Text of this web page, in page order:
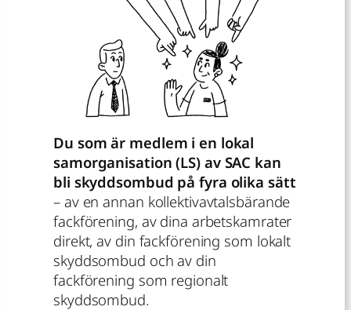
Du som är medlem i en lokal
samorganisation (LS) av SAC kan
bli skyddsombud på fyra olika sätt
– av en annan kollektivavtalsbärande
fackförening, av dina arbetskamrater
direkt, av din fackförening som lokalt
skyddsombud och av din
fackförening som regionalt
skyddsombud.